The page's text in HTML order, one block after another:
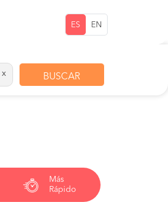
ES EN
x BUSCAR
Más
Rápido